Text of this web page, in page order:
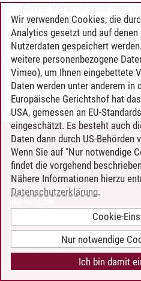
Keine Veranstaltungen
vorhanden
Timo Leder/30.06.2024
KONTAKT
LEUPHANA ALS ARBEITGEBER
INTRANET
BARRIEREFREIHEIT
COOKIE-EINSTELLUNGEN
Wir verwenden Cookies, die
Analytics gesetzt und auf denen
Nutzerdaten gespeichert
weitere personenbezogene
Vimeo), um Ihnen eingebettete
Daten werden unter anderem in
Europäische Gerichtshof hat
USA, gemessen an EU-
eingeschätzt. Es besteht auch
Daten dann durch US-Behörden
Wenn Sie auf "Nur notwendige
findet die vorgehend
Nähere Informationen hierzu
Datenschutzerklärung.
Cookie-
Nur notwendige
Ich bin damit